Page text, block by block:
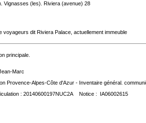
Vignasses (les). Riviera (avenue) 28
voyageurs dit Riviera Palace, actuellement immeuble
principale.
Marc
Provence-Alpes-Côte d'Azur - Inventaire général.
: 20140600197NUC2A Notice : IA06002615